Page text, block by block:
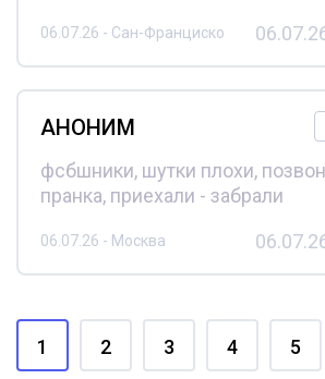
06.07.26 - Сан-Франциско
АНОНИМ
фсбшники, шутки плохи,
пранка, приехали - забрали
06.07.26 - Москва
1 2 3 4 5